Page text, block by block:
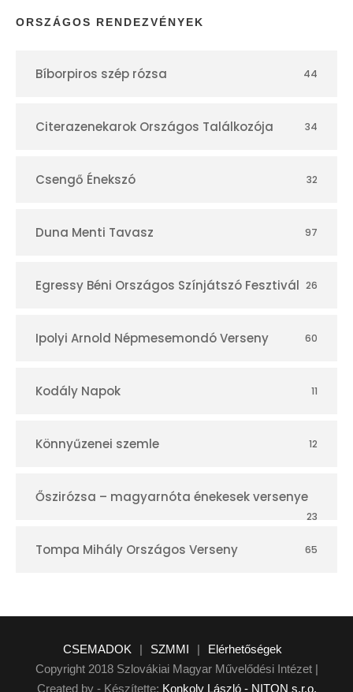
p
r
ORSZÁGOS RENDEZVÉNYEK
Bíborpiros szép rózsa 44
Citerazenekarok Országos Találkozója 34
Csengő Énekszó 32
Duna Menti Tavasz 97
Egressy Béni Országos Színjátszó Fesztivál 26
Ipolyi Arnold Népmesemondó Verseny 60
Kodály Napok 11
Könnyűzenei szemle 12
Őszirózsa – magyarnóta énekesek versenye
23
Tompa Mihály Országos Verseny 65
CSEMADOK | SZMMI |
Elérhetőségek
Copyright 2018 Szlovákiai Magyar Művelődési Intézet |
Created by - Készítette: Konkoly László - NITON s.r.o.